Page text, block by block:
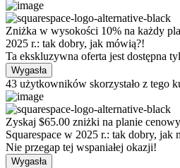
Zniżka w wysokości 10% na każdy
2025 r.: tak dobry, jak mówią?!
Ta ekskluzywna oferta jest dostępna
Wygasła
43 użytkowników skorzystało z tego
Zyskaj $65.00 zniżki na planie
Squarespace w 2025 r.: tak dobry, jak
Nie przegap tej wspaniałej okazji!
Wygasła